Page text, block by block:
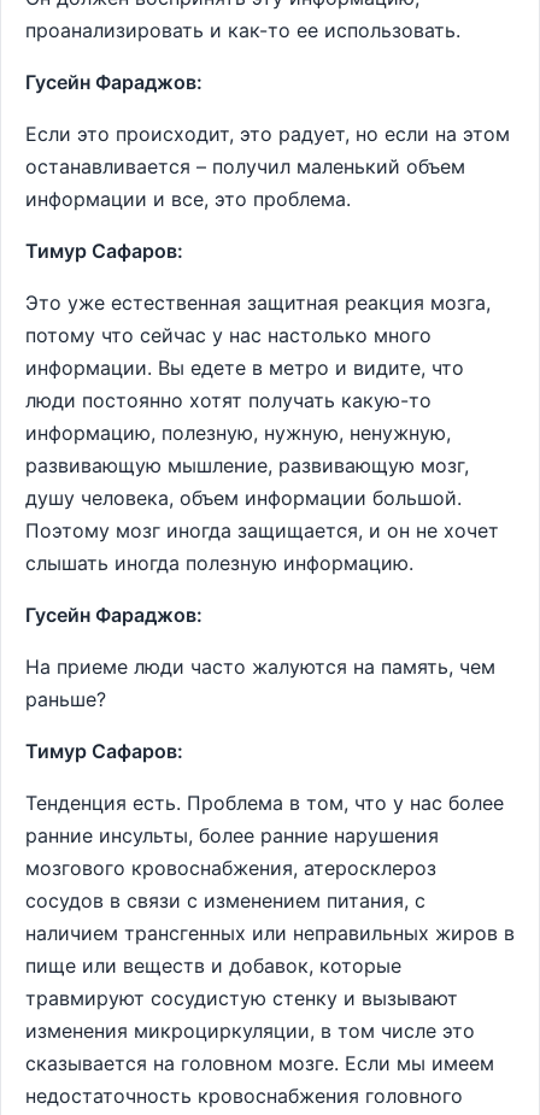
проанализировать и как-то ее использовать.
Гусейн Фараджов:
Если это происходит, это радует, но если на этом
останавливается – получил маленький объем
информации и все, это проблема.
Тимур Сафаров:
Это уже естественная защитная реакция мозга,
потому что сейчас у нас настолько много
информации. Вы едете в метро и видите, что
люди постоянно хотят получать какую-то
информацию, полезную, нужную, ненужную,
развивающую мышление, развивающую мозг,
душу человека, объем информации большой.
Поэтому мозг иногда защищается, и он не хочет
слышать иногда полезную информацию.
Гусейн Фараджов:
На приеме люди часто жалуются на память, чем
раньше?
Тимур Сафаров:
Тенденция есть. Проблема в том, что у нас более
ранние инсульты, более ранние нарушения
мозгового кровоснабжения, атеросклероз
сосудов в связи с изменением питания, с
наличием трансгенных или неправильных жиров в
пище или веществ и добавок, которые
травмируют сосудистую стенку и вызывают
изменения микроциркуляции, в том числе это
сказывается на головном мозге. Если мы имеем
недостаточность кровоснабжения головного